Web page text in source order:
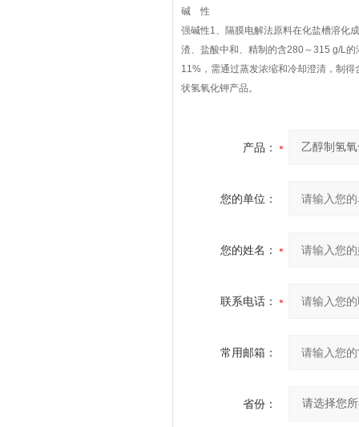
碱 性
强碱性1、隔膜电解法原料在化盐槽溶化
渣、盐酸中和、精制的含280～315 g/L
11%，需通过蒸发浓缩和冷却澄清，制
状氢氧化钾产品。
产品：
您的单位：
您的姓名：
联系电话：
常用邮箱：
省份：